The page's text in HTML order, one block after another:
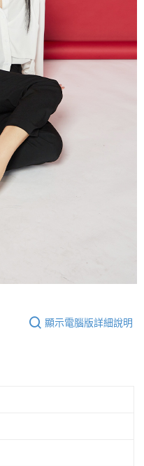
顯示電腦版詳細說明